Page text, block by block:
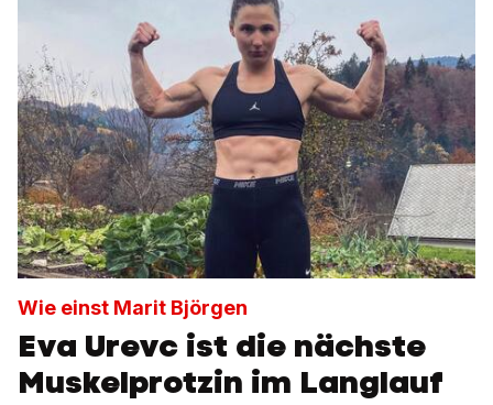
Wie einst Marit Björgen
Eva Urevc ist die nächste
Muskelprotzin im Langlauf